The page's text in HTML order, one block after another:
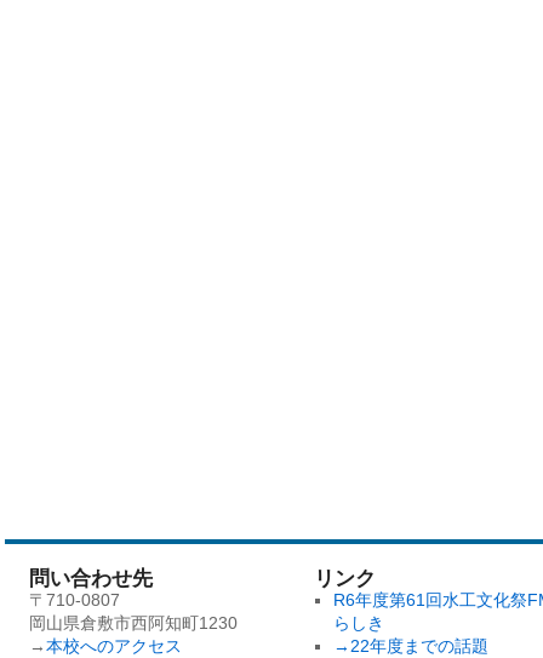
問い合わせ先
〒710-0807
岡山県倉敷市西阿知町1230
→本校へのアクセス
リンク
R6年度第61回水工文化祭
らしき
→22年度までの話題